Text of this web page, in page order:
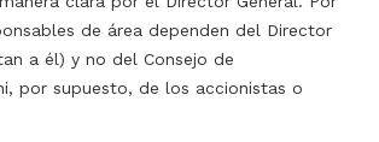
de área dependen del Director
a él) y no del Consejo de
por supuesto, de los accionistas o